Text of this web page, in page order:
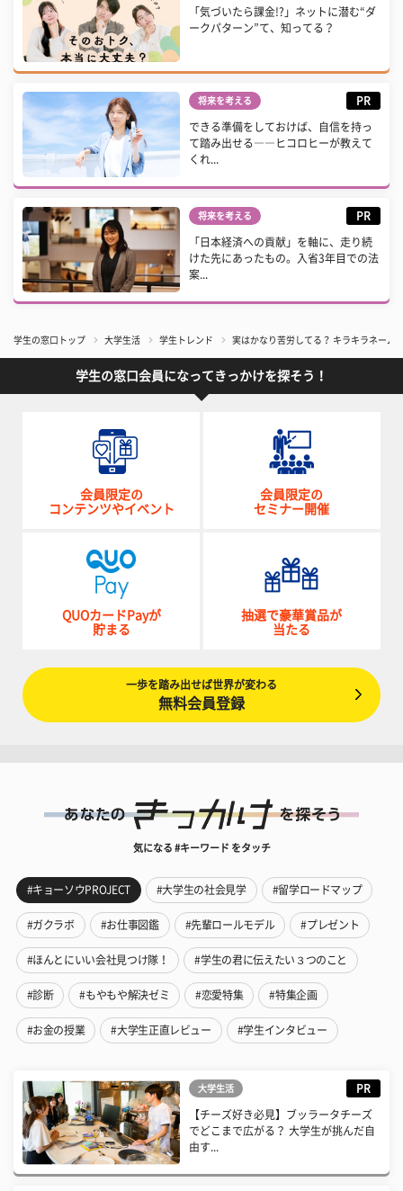
「気づいたら課金!?」ネットに潜む“ダ
ークパターン”て、知ってる？
将来を考える PR
できる準備をしておけば、自信を持っ
て踏み出せる――ヒコロヒーが教えて
くれ...
将来を考える PR
「日本経済への貢献」を軸に、走り続
けた先にあったもの。入省3年目での法
案...
学生の窓口トップ 大学生活 学生トレンド 実はかなり苦労してる？ キラキラネーム
学生の窓口会員になってきっかけを探そう！
会員限定の
コンテンツやイベント
会員限定の
セミナー開催
QUOカードPayが
貯まる
抽選で豪華賞品が
当たる
一歩を踏み出せば世界が変わる
無料会員登録
気になる #キーワード をタッチ
#キョーソウPROJECT #大学生の社会見学 #留学ロードマップ
#ガクラボ #お仕事図鑑 #先輩ロールモデル #プレゼント
#ほんとにいい会社見つけ隊！ #学生の君に伝えたい３つのこと
#診断 #もやもや解決ゼミ #恋愛特集 #特集企画
#お金の授業 #大学生正直レビュー #学生インタビュー
大学生活 PR
【チーズ好き必見】ブッラータチーズ
でどこまで広がる？ 大学生が挑んだ自
由す...